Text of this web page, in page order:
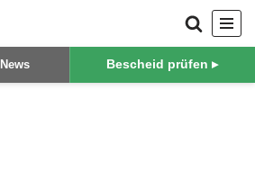
News Bescheid prüfen ▸